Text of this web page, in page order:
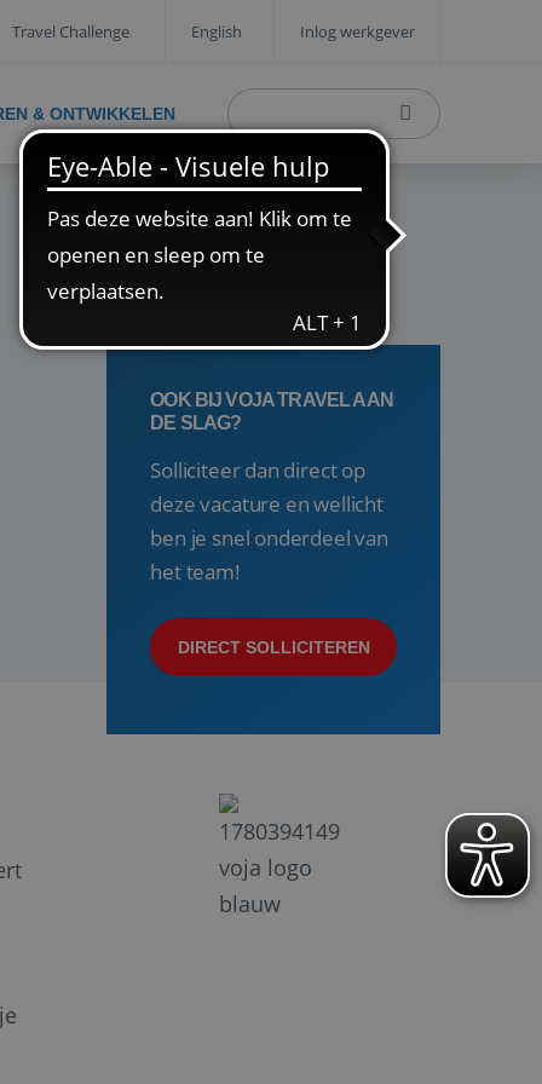
Travel Challenge English Inlog werkgever
& ONTWIKKELEN
OOK BIJ VOJA TRAVEL AAN
DE SLAG?
Solliciteer dan direct op
deze vacature en wellicht
ben je snel onderdeel van
het team!
DIRECT SOLLICITEREN